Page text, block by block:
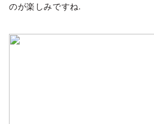
のが楽しみですね.